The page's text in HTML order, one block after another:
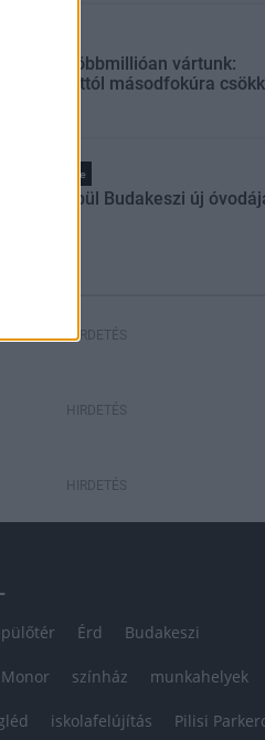
Amire többmillióan vártunk:
szombattól másodfokúra
Pest megye
Fából épül Budakeszi új
HIRDETÉS
HIRDETÉS
HIRDETÉS
Érd Budakeszi
Monor színház munkahelyek
iskolafelújítás Pilisi